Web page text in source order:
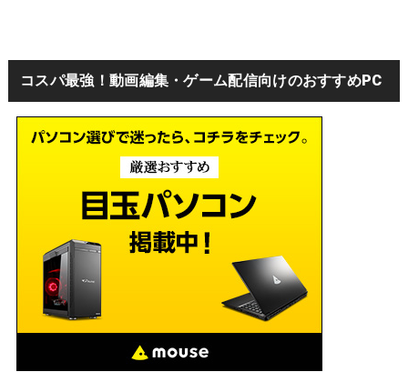
コスパ最強！動画編集・ゲーム配信向けのおすすめPC